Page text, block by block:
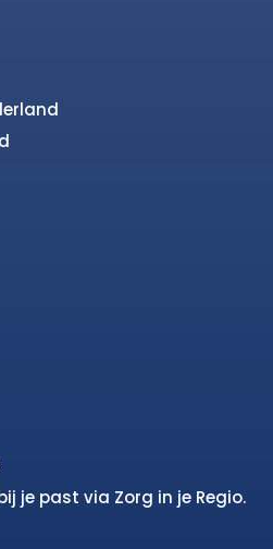
je past via Zorg in je Regio.